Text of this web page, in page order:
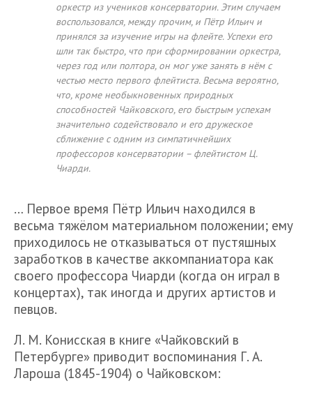
оркестр из учеников консерватории. Этим случаем
воспользовался, между прочим, и Пётр Ильич и
принялся за изучение игры на флейте. Успехи его
шли так быстро, что при сформировании оркестра,
через год или полтора, он мог уже занять в нём с
честью место первого флейтиста. Весьма вероятно,
что, кроме необыкновенных природных
способностей Чайковского, его быстрым успехам
значительно содействовало и его дружеское
сближение с одним из симпатичнейших
профессоров консерватории – флейтистом Ц.
Чиарди.
… Первое время Пётр Ильич находился в
весьма тяжёлом материальном положении; ему
приходилось не отказываться от пустяшных
заработков в качестве аккомпаниатора как
своего профессора Чиарди (когда он играл в
концертах), так иногда и других артистов и
певцов.
Л. М. Конисская в книге «Чайковский в
Петербурге» приводит воспоминания Г. А.
Лароша (1845-1904) о Чайковском: